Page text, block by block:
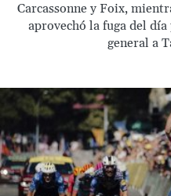
Carcassonne y Foix,
aprovechó la fuga del
general a